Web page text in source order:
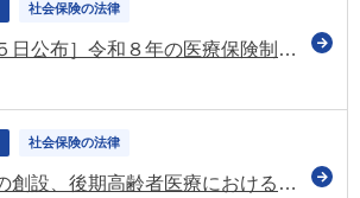
社会保険の法律
［令和８年６月５日公布］令和８年の医療保険制度改正法
社会保険の法律
一部保険外療養の創設、後期高齢者医療における金融所得の勘案、出産に係る給付体系の見直しなどを盛り込んだ健康保険等の改正法が成立